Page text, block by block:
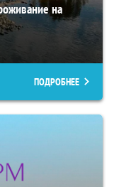
на
ПОДРОБНЕЕ